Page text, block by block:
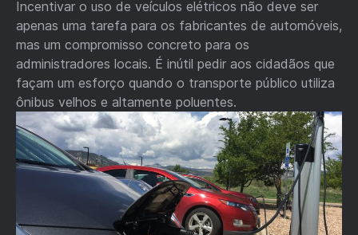
Incentivar o uso de veículos elétricos não deve ser
apenas uma tarefa para os fabricantes de automóveis,
mas um compromisso concreto para os
administradores locais. É inútil pedir aos cidadãos que
façam um esforço quando o transporte público utiliza
ônibus velhos e altamente poluentes.